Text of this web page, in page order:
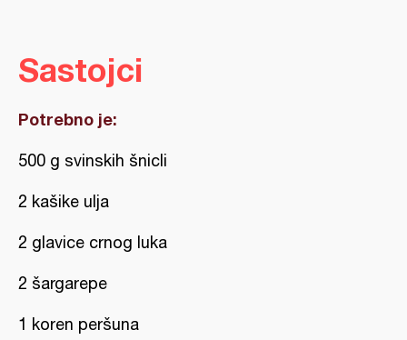
Sastojci
Potrebno je:
500 g svinskih šnicli
2 kašike ulja
2 glavice crnog luka
2 šargarepe
1 koren peršuna